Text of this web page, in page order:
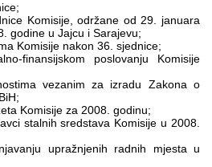
Komisije, održane od 29. januara
godine u Jajcu i Sarajevu;
Komisije nakon 36. sjednice;
finansijskom poslovanju Komisije
vezanim za izradu Zakona o
Komisije za 2008. godinu;
stalnih sredstava Komisije u 2008.
upražnjenih radnih mjesta u